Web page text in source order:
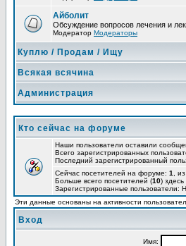
Айболит
Обсуждение вопросов лечения и
Модератор Модераторы
Куплю / Продам / Ищу
Всякая всячина
Администрация
Кто сейчас на форуме
Наши пользователи оставили
Всего зарегистрированных
Последний зарегистрированный
Сейчас посетителей на форуме: 1
,
Больше всего посетителей (10)
Зарегистрированные пользователи:
Эти данные основаны на активности
Вход
Имя: